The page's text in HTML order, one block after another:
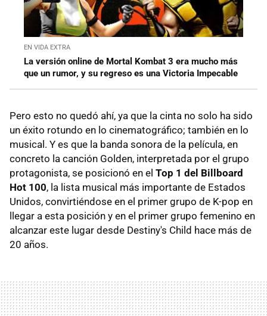
EN VIDA EXTRA
La versión online de Mortal Kombat 3 era mucho más
que un rumor, y su regreso es una Victoria Impecable
Pero esto no quedó ahí, ya que la cinta no solo ha sido
un éxito rotundo en lo cinematográfico; también en lo
musical. Y es que la banda sonora de la película, en
concreto la canción Golden, interpretada por el grupo
protagonista, se posicionó en el Top 1 del Billboard
Hot 100, la lista musical más importante de Estados
Unidos, convirtiéndose en el primer grupo de K-pop en
llegar a esta posición y en el primer grupo femenino en
alcanzar este lugar desde Destiny's Child hace más de
20 años.